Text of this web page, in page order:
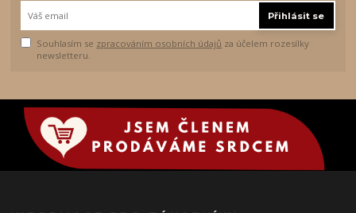
Přihlásit se
Souhlasím se zpracováním osobních údajů za účelem rozesílky
newsletteru.